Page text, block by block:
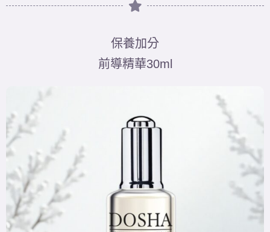
保養加分
前導精華30ml